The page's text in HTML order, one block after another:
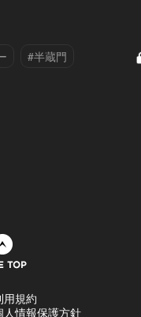
#半蔵門
用規約
人情報保護方針